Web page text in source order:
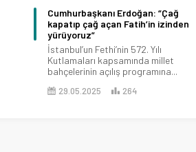
Cumhurbaşkanı Erdoğan: “Çağ
kapatıp çağ açan Fatih’in izinden
yürüyoruz”
İstanbul’un Fethi’nin 572. Yılı
Kutlamaları kapsamında millet
bahçelerinin açılış programına...
29.05.2025 264